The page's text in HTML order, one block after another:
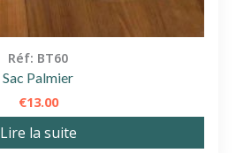
Réf: BT60
Sac Palmier
€13.00
Lire la suite